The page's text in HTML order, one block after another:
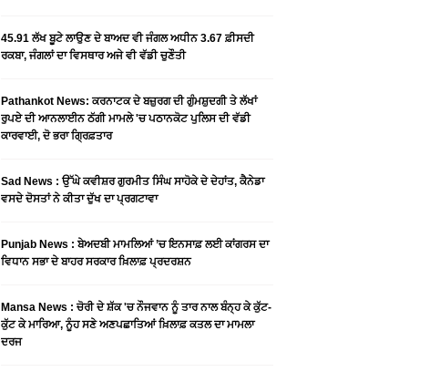
45.91 ਲੱਖ ਬੂਟੇ ਲਾਉਣ ਦੇ ਬਾਅਦ ਵੀ ਜੰਗਲ ਅਧੀਨ 3.67 ਫ਼ੀਸਦੀ
ਰਕਬਾ, ਜੰਗਲਾਂ ਦਾ ਵਿਸਥਾਰ ਅਜੇ ਵੀ ਵੱਡੀ ਚੁਣੌਤੀ
Pathankot News: ਕਰਨਾਟਕ ਦੇ ਬਜ਼ੁਰਗ ਦੀ ਗੁੰਮਸ਼ੁਦਗੀ ਤੇ ਲੱਖਾਂ
ਰੁਪਏ ਦੀ ਆਨਲਾਈਨ ਠੱਗੀ ਮਾਮਲੇ 'ਚ ਪਠਾਨਕੋਟ ਪੁਲਿਸ ਦੀ ਵੱਡੀ
ਕਾਰਵਾਈ, ਦੋ ਭਰਾ ਗ੍ਰਿਫ਼ਤਾਰ
Sad News : ਉੱਘੇ ਕਵੀਸ਼ਰ ਗੁਰਮੀਤ ਸਿੰਘ ਸਾਹੋਕੇ ਦੇ ਦੇਹਾਂਤ, ਕੈਨੇਡਾ
ਵਸਦੇ ਦੋਸਤਾਂ ਨੇ ਕੀਤਾ ਦੁੱਖ ਦਾ ਪ੍ਰਗਟਾਵਾ
Punjab News : ਬੇਅਦਬੀ ਮਾਮਲਿਆਂ ’ਚ ਇਨਸਾਫ਼ ਲਈ ਕਾਂਗਰਸ ਦਾ
ਵਿਧਾਨ ਸਭਾ ਦੇ ਬਾਹਰ ਸਰਕਾਰ ਖ਼ਿਲਾਫ਼ ਪ੍ਰਦਰਸ਼ਨ
Mansa News : ਚੋਰੀ ਦੇ ਸ਼ੱਕ 'ਚ ਨੌਜਵਾਨ ਨੂੰ ਤਾਰ ਨਾਲ ਬੰਨ੍ਹ ਕੇ ਕੁੱਟ-
ਕੁੱਟ ਕੇ ਮਾਰਿਆ, ਨੂੰਹ ਸਣੇ ਅਣਪਛਾਤਿਆਂ ਖ਼ਿਲਾਫ਼ ਕਤਲ ਦਾ ਮਾਮਲਾ
ਦਰਜ